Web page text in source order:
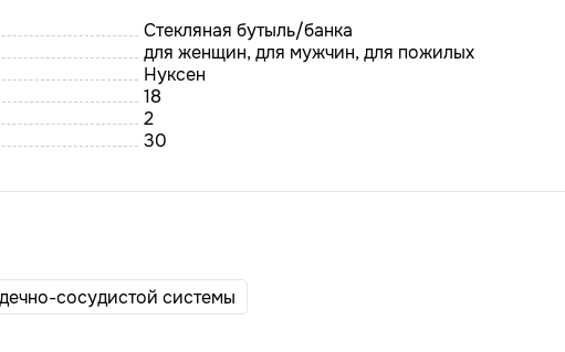
Стекляная бутыль/банка
для женщин, для мужчин, для пожилых
Нуксен
18
2
30
сосудистой системы